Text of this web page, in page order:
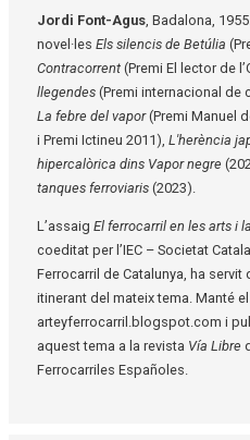
Jordi Font-Agus, Badalona,
novel·les Els silencis de Betúlia
Contracorrent(Premi El lector de
llegendes(Premi internacional de
La febre del vapor(Premi Manuel
i Premi Ictineu 2011), L'herència
hipercalòrica dins Vapor negre
tanques ferroviaris(2023).
L’assaig El ferrocarril en les arts i
coeditat per l’IEC – Societat
Ferrocarril de Catalunya, ha
itinerant del mateix tema. Manté
arteyferrocarril.blogspot.com i
aquest tema a la revista Vía Libre
Ferrocarriles Españoles.